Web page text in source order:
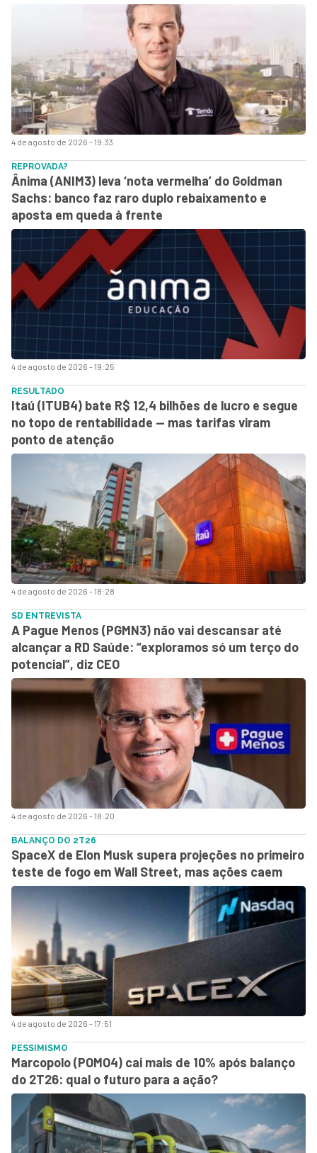
4 de agosto de 2026 - 19:33
4 de agosto de 2026 - 19:25
REPROVADA?
Ânima (ANIM3) leva ‘nota vermelha’ do Goldman
Sachs: banco faz raro duplo rebaixamento e
aposta em queda à frente
4 de agosto de 2026 - 18:28
RESULTADO
Itaú (ITUB4) bate R$ 12,4 bilhões de lucro e segue
no topo de rentabilidade — mas tarifas viram
ponto de atenção
4 de agosto de 2026 - 18:20
SD ENTREVISTA
A Pague Menos (PGMN3) não vai descansar até
alcançar a RD Saúde: “exploramos só um terço do
potencial”, diz CEO
4 de agosto de 2026 - 17:51
BALANÇO DO 2T26
SpaceX de Elon Musk supera projeções no primeiro
teste de fogo em Wall Street, mas ações caem
PESSIMISMO
Marcopolo (POMO4) cai mais de 10% após balanço
do 2T26: qual o futuro para a ação?